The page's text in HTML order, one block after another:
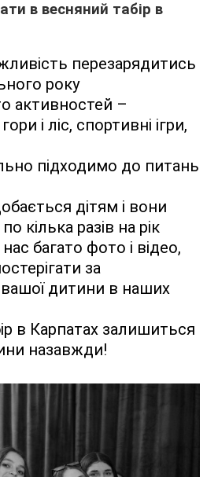
в весняний табір в
перезарядитись
року
активностей –
і ліс, спортивні ігри,
підходимо до питань
дітям і вони
кілька разів на рік
багато фото і відео,
за
дитини в наших
в Карпатах залишиться
назавжди!